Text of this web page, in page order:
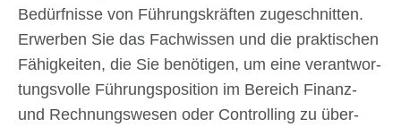
Bedürf­nis­se von Füh­rungs­kräf­ten zuge­schnit­ten.
Erwer­ben Sie das Fach­wis­sen und die prak­ti­schen
Fähig­kei­ten, die Sie benö­ti­gen, um eine ver­ant­wor­
tungs­vol­le Füh­rungs­po­si­ti­on im Bereich Finanz-
und Rech­nungs­we­sen oder Con­trol­ling zu über­